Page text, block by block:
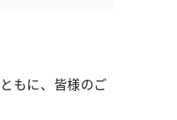
もに、皆様のご